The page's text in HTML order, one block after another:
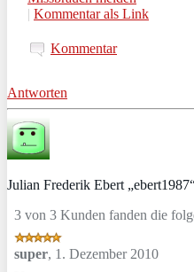
| Kommentar als Link
Kommentar
Antworten
Julian Frederik Ebert
3 von 3 Kunden fanden die
super, 1. Dezember 2010